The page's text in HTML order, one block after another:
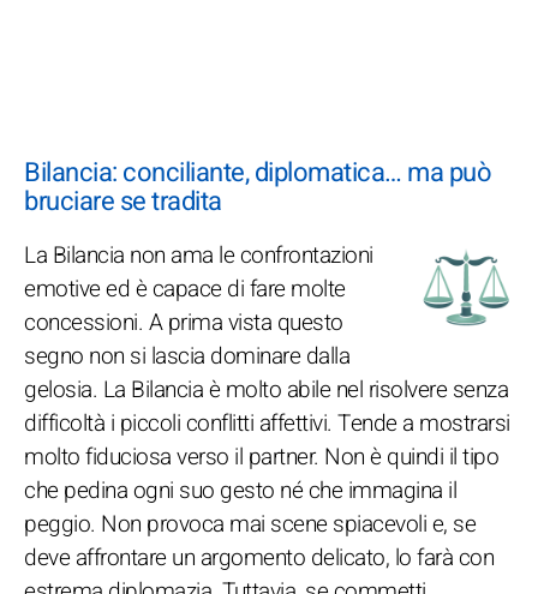
Bilancia: conciliante, diplomatica… ma può
bruciare se tradita
La Bilancia non ama le confrontazioni
emotive ed è capace di fare molte
concessioni. A prima vista questo
segno non si lascia dominare dalla
gelosia. La Bilancia è molto abile nel risolvere senza
difficoltà i piccoli conflitti affettivi. Tende a mostrarsi
molto fiduciosa verso il partner. Non è quindi il tipo
che pedina ogni suo gesto né che immagina il
peggio. Non provoca mai scene spiacevoli e, se
deve affrontare un argomento delicato, lo farà con